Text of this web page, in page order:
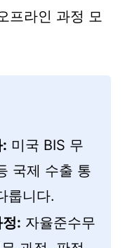
프라인 과정 모
미국 BIS 무
국제 수출 통
룹니다.
: 자율준수무